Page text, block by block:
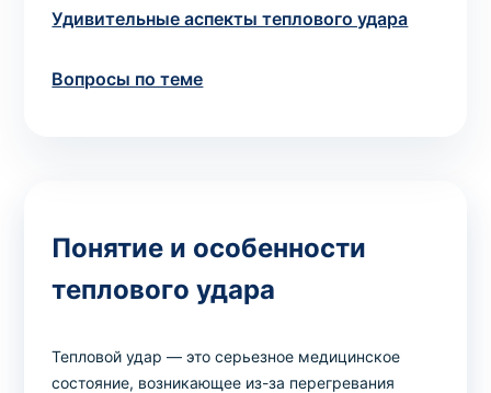
Удивительные аспекты теплового удара
Вопросы по теме
Понятие и особенности
теплового удара
Тепловой удар — это серьезное медицинское
состояние, возникающее из-за перегревания
Номер телефона*
Оформить заказ
консультацию .